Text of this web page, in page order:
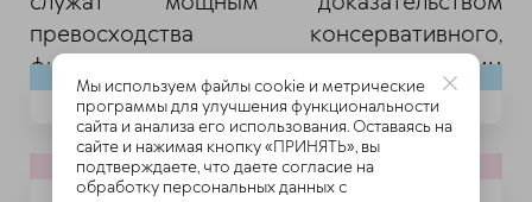
превосходства консервативного,
физиологичного пути над хирургическим
вмешательством.
Операция по удалению грыжи не устраняет
причину её появления — мышечный
Мы используем файлы cookie и метрические
программы для улучшения функциональности
сайта и анализа его использования. Оставаясь на
сайте и нажимая кнопку «ПРИНЯТЬ», вы
подтверждаете, что даете согласие на
обработку персональных данных с